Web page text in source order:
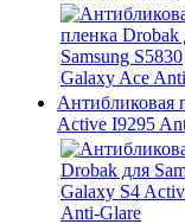
Антибликовая
Active I9295